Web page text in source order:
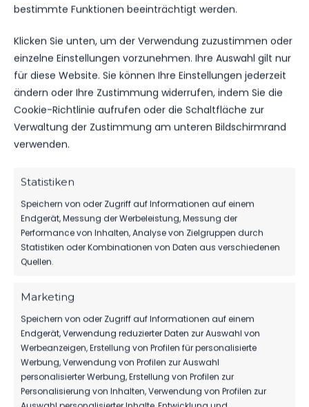
bestimmte Funktionen beeinträchtigt werden.
Klicken Sie unten, um der Verwendung zuzustimmen oder
einzelne Einstellungen vorzunehmen. Ihre Auswahl gilt nur
für diese Website. Sie können Ihre Einstellungen jederzeit
ändern oder Ihre Zustimmung widerrufen, indem Sie die
Cookie-Richtlinie aufrufen oder die Schaltfläche zur
Verwaltung der Zustimmung am unteren Bildschirmrand
verwenden.
Statistiken
Speichern von oder Zugriff auf Informationen auf einem
Endgerät, Messung der Werbeleistung, Messung der
Performance von Inhalten, Analyse von Zielgruppen durch
Statistiken oder Kombinationen von Daten aus verschiedenen
Quellen.
Marketing
Speichern von oder Zugriff auf Informationen auf einem
Endgerät, Verwendung reduzierter Daten zur Auswahl von
Werbeanzeigen, Erstellung von Profilen für personalisierte
Werbung, Verwendung von Profilen zur Auswahl
personalisierter Werbung, Erstellung von Profilen zur
Personalisierung von Inhalten, Verwendung von Profilen zur
Für diese Auswahl wurden keine Spiele gefunden.
ÄHNLICHE BEITRÄGE
Werderaner FC Viktoria vs
FSV 63 Luckenwalde D1-
Ähnlicher Beitrag
FSV 63 Luckenwalde D1-
FSV 63 Luckenwalde C-
Jugend vs FC Viktoria
Jüterbog
19. April 2023
Ähnlicher Beitrag